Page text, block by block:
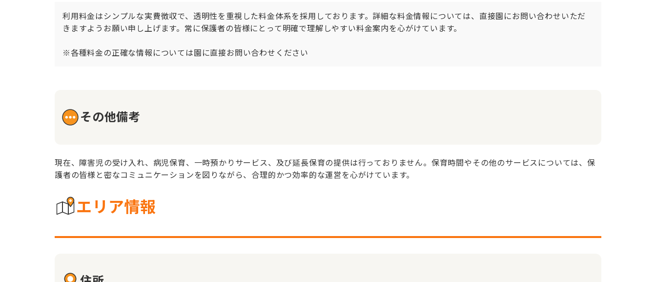
利用料金はシンプルな実費徴収で、透明性を重視した料金体系を採用しております。詳細な料金情報については、直接園にお問い合わせいただ
きますようお願い申し上げます。常に保護者の皆様にとって明確で理解しやすい料金案内を心がけています。
※各種料金の正確な情報については園に直接お問い合わせください
その他備考
現在、障害児の受け入れ、病児保育、一時預かりサービス、及び延長保育の提供は行っておりません。保育時間やその他のサービスについては、保
護者の皆様と密なコミュニケーションを図りながら、合理的かつ効率的な運営を心がけています。
エリア情報